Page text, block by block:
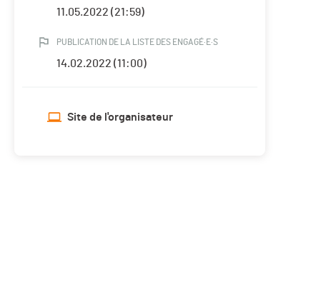
11.05.2022 (21:59)
PUBLICATION DE LA LISTE DES ENGAGÉ·E·S
14.02.2022 (11:00)
Site de l'organisateur